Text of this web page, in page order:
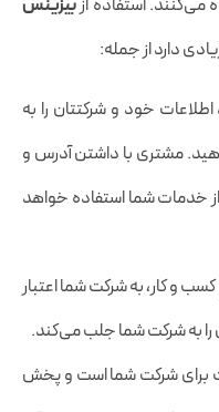
می‌کنند. استفاده ازبیزینس
دارد از جمله:
خود و شرکتتان را به
دهید. مشتری با داشتن آدرس و
خدمات شما استفاده خواهد
و کار، به شرکت شما اعتبار
به شرکت شما جلب می‌کند.
برای شرکت شما است و پخش